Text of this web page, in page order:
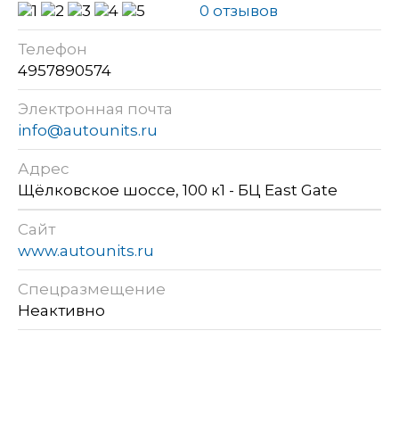
0 отзывов
Телефон
4957890574
Электронная почта
info@autounits.ru
Адрес
Щёлковское шоссе, 100 к1 - БЦ East Gate
Сайт
www.autounits.ru
Спецразмещение
Неактивно